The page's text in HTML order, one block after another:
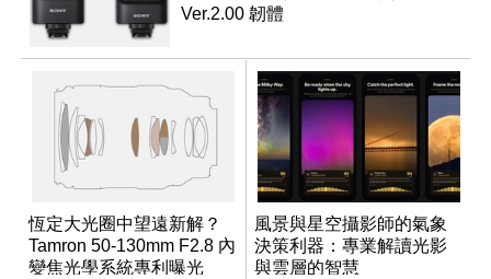
Ver.2.00 韌體
恆定大光圈中望遠新解？
Tamron 50-130mm F2.8 內
變焦光學系統專利曝光
風景與星空攝影師的氣象
決策利器：專業解讀光影
與雲層的智慧